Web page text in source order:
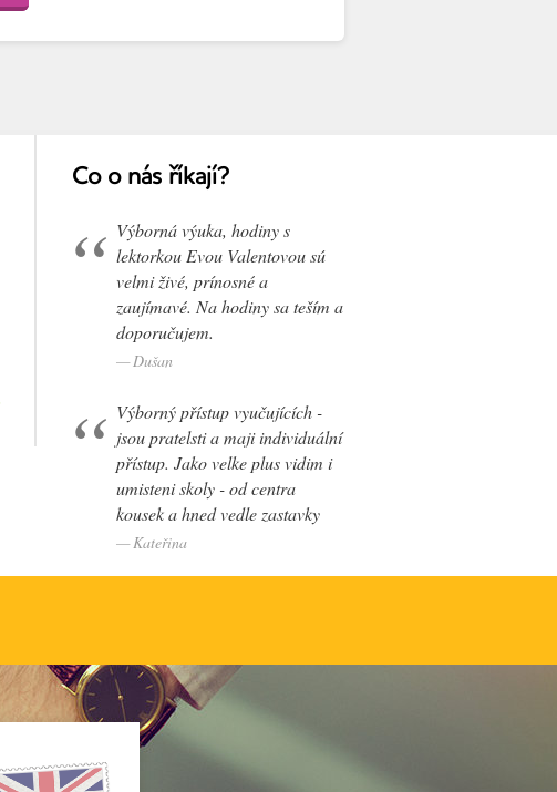
Co o nás říkají?
Výborná výuka, hodiny s
lektorkou Evou Valentovou sú
velmi živé, prínosné a
zaujímavé. Na hodiny sa teším a
doporučujem.
Dušan
Výborný přístup vyučujících -
jsoupratelsti a maji individuální
přístup. Jako velke plus vidim i
umisteni skoly - od centra
kousek a hned vedle zastavky
Kateřina